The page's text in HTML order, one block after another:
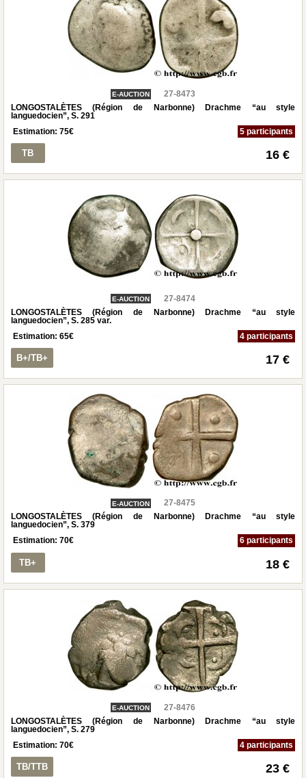
E-AUCTION
27-8473
LONGOSTALÈTES (Région de Narbonne) Drachme “au style
languedocien”, S. 291
Estimation: 75€ 5 participants
TB 16 €
E-AUCTION
27-8474
LONGOSTALÈTES (Région de Narbonne) Drachme “au style
languedocien”, S. 285 var.
Estimation: 65€ 4 participants
B+/TB+ 17 €
E-AUCTION
27-8475
LONGOSTALÈTES (Région de Narbonne) Drachme “au style
languedocien”, S. 379
Estimation: 70€ 6 participants
TB+ 18 €
E-AUCTION
27-8476
LONGOSTALÈTES (Région de Narbonne) Drachme “au style
languedocien”, S. 279
Estimation: 70€ 4 participants
TB/TTB 23 €